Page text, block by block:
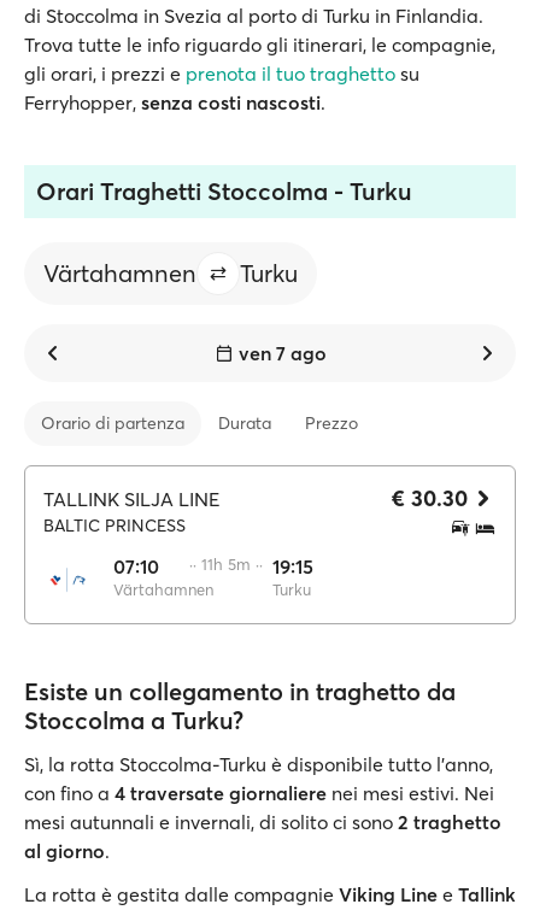
di Stoccolma in Svezia al porto di Turku in Finlandia.
Trova tutte le info riguardo gli itinerari, le compagnie,
gli orari, i prezzi e prenota il tuo traghetto su
Ferryhopper, senza costi nascosti.
Orari Traghetti Stoccolma - Turku
Värtahamnen Turku
ven 7 ago
Orario di partenza Durata Prezzo
TALLINK SILJA LINE
BALTIC PRINCESS
07:10
Värtahamnen
·· 11h 5m ·· 19:15
Turku
€ 30.30
Esiste un collegamento in traghetto da
Stoccolma a Turku?
Sì, la rotta Stoccolma-Turku è disponibile tutto l'anno,
con fino a 4 traversate giornaliere nei mesi estivi. Nei
mesi autunnali e invernali, di solito ci sono 2 traghetto
al giorno.
La rotta è gestita dalle compagnie Viking Line e Tallink